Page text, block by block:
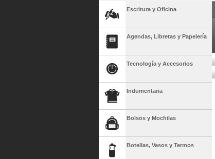
Escritura y Oficina
Agendas, Libretas y Papelería
Tecnología y Accesorios
Indumentaria
Bolsos y Mochilas
Botellas, Vasos y Termos